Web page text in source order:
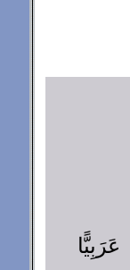
عَرَبِيًّا